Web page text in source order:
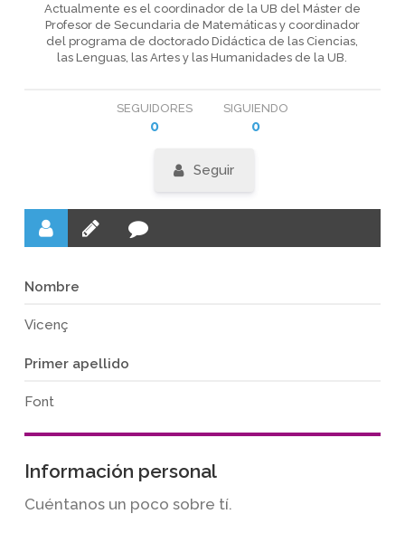
Actualmente es el coordinador de la UB del Máster de
Profesor de Secundaria de Matemáticas y coordinador
del programa de doctorado Didáctica de las Ciencias,
las Lenguas, las Artes y las Humanidades de la UB.
SEGUIDORES
0
SIGUIENDO
0
Seguir
Nombre
Vicenç
Primer apellido
Font
Información personal
Cuéntanos un poco sobre tí.